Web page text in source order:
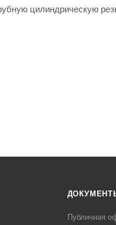
цилиндрическую
Публичная